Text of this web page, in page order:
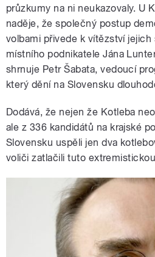
průzkumy na ni neukazovaly. U
naděje, že společný postup
volbami přivede k vítězství jejich
místního podnikatele Jána
shrnuje Petr Šabata, vedoucí
který dění na Slovensku
Dodává, že nejen že Kotleba
ale z 336 kandidátů na krajské
Slovensku uspěli jen dva
voliči zatlačili tuto